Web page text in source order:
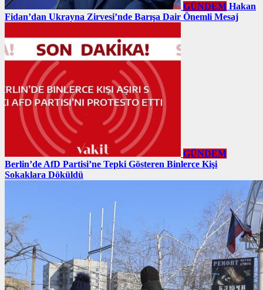
GÜNDEM Hakan
Fidan’dan Ukrayna Zirvesi’nde Barışa Dair Önemli Mesaj
GÜNDEM
Berlin’de AfD Partisi’ne Tepki Gösteren Binlerce Kişi
Sokaklara Döküldü